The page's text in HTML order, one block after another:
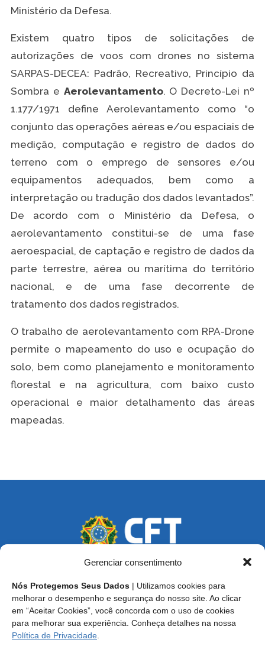
Gerenciar consentimento
Nós Protegemos Seus Dados | Utilizamos cookies para
melhorar o desempenho e segurança do nosso site. Ao clicar
em “Aceitar Cookies”, você concorda com o uso de cookies
para melhorar sua experiência. Conheça detalhes na nossa
Política de Privacidade
Ministério da Defesa.
Existem quatro tipos de solicitações de
autorizações de voos com drones no sistema
SARPAS-DECEA: Padrão, Recreativo, Princípio da
Sombra e Aerolevantamento. O Decreto-Lei nº
1.177/1971 define Aerolevantamento como “o
conjunto das operações aéreas e/ou espaciais de
medição, computação e registro de dados do
terreno com o emprego de sensores e/ou
equipamentos adequados, bem como a
interpretação ou tradução dos dados levantados”.
De acordo com o Ministério da Defesa, o
aerolevantamento constitui-se de uma fase
aeroespacial, de captação e registro de dados da
parte terrestre, aérea ou marítima do território
nacional, e de uma fase decorrente de
tratamento dos dados registrados.
O trabalho de aerolevantamento com RPA-Drone
permite o mapeamento do uso e ocupação do
solo, bem como planejamento e monitoramento
florestal e na agricultura, com baixo custo
operacional e maior detalhamento das áreas
mapeadas.
Endereço: SCS, Quadra 02, Bloco D, Ed. Oscar Niemeyer,
9º Andar CEP 70.316-900 - Brasília/DF
Central de Atendimento ao Técnico:0800 016-1515